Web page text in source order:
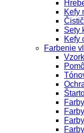
Kefy
Sety
Kefy
Farbenie